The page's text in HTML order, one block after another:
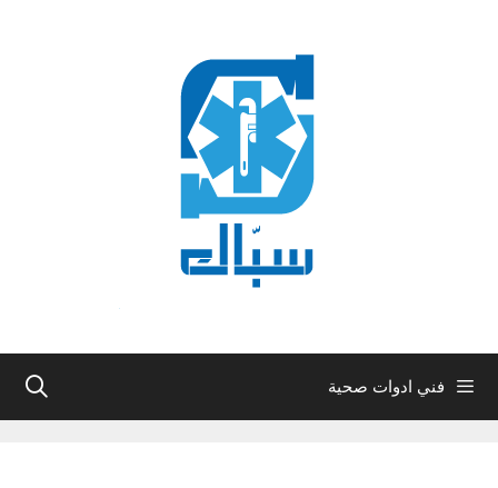
فني ادوات صحية